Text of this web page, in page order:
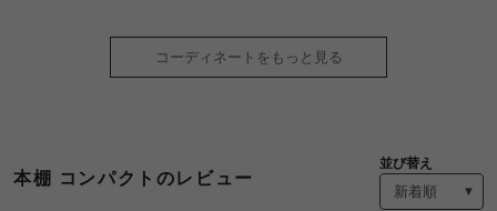
コーディネートをもっと見る
本棚 コンパクトのレビュー
並び替え